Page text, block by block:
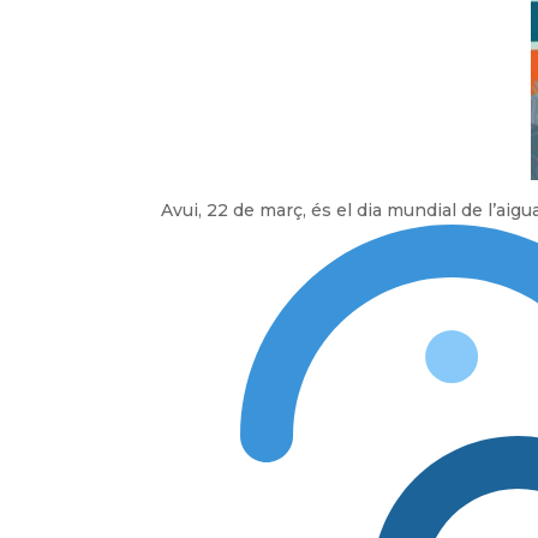
Avui, 22 de març, és el dia mundial de